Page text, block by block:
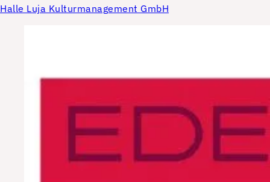
Halle Luja Kulturmanagement GmbH